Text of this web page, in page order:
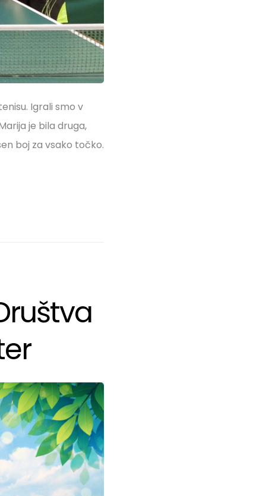
Igrali smo v
je bila druga,
boj za vsako točko.